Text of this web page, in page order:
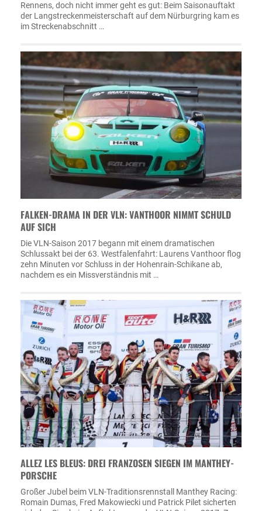
Rennens, doch nicht immer geht es gut: Beim Saisonauftakt
der Langstreckenmeisterschaft auf dem Nürburgring kam es
im Streckenabschnitt …
FALKEN-DRAMA IN DER VLN: VANTHOOR NIMMT SCHULD
AUF SICH
Die VLN-Saison 2017 begann mit einem dramatischen
Schlussakt bei der 63. Westfalenfahrt: Laurens Vanthoor flog
zehn Minuten vor Schluss in der Hohenrain-Schikane ab,
nachdem es ein Missverständnis mit …
ALLEZ LES BLEUS: DREI FRANZOSEN SIEGEN IM MANTHEY-
PORSCHE
Großer Jubel beim VLN-Traditionsrennstall Manthey Racing:
Romain Dumas, Fred Makowiecki und Patrick Pilet sicherten